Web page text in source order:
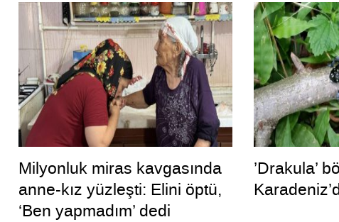
Milyonluk miras kavgasında
anne-kız yüzleşti: Elini öptü,
‘Ben yapmadım’ dedi
’Drakula’